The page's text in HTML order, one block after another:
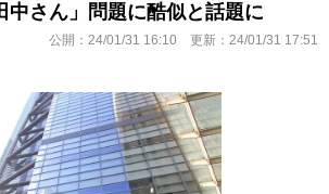
さん」問題に酷似と話題に
公開： 24/01/31 16:10 更新： 24/01/31 17:51